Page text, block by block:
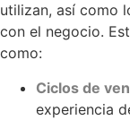
utilizan, así como
con el negocio.
como:
Ciclos de
experiencia